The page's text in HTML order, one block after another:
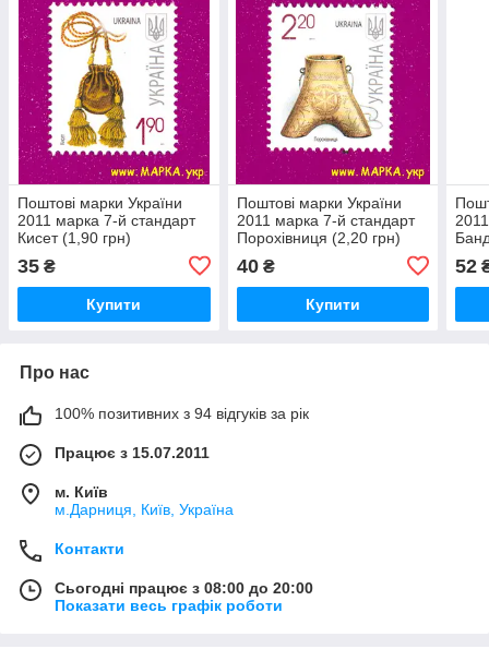
Поштові марки України
2011 марка 7-й стандарт
Кисет (1,90 грн)
35 ₴
Купити
Поштові марки України
2011 марка 7-й стандарт
Порохівниця (2,20 грн)
40₴
Купити
52
Про нас
100% позитивних з 94 відгуків за рік
Працює з 15.07.2011
м. Київ
м.Дарниця, Київ, Україна
Контакти
Сьогодні працює з 08:00 до 20:00
Показати весь графік роботи